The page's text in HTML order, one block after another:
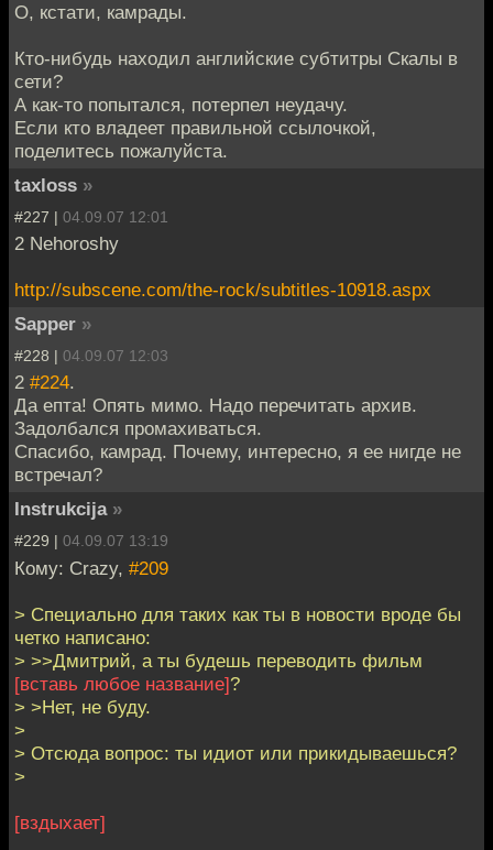
О, кстати, камрады.
Кто-нибудь находил английские субтитры Скалы в
сети?
А как-то попытался, потерпел неудачу.
Если кто владеет правильной ссылочкой,
поделитесь пожалуйста.
taxloss »
#227 | 04.09.07 12:01
2 Nehoroshy
http://subscene.com/the-rock/subtitles-10918.aspx
Sapper »
#228 | 04.09.07 12:03
2 #224.
Да епта! Опять мимо. Надо перечитать архив.
Задолбался промахиваться.
Спасибо, камрад. Почему, интересно, я ее нигде не
встречал?
Instrukcija »
#229 | 04.09.07 13:19
Кому: Crazy, #209
> Специально для таких как ты в новости вроде бы
четко написано:
> >>Дмитрий, а ты будешь переводить фильм
[вставь любое название]?
> >Нет, не буду.
>
> Отсюда вопрос: ты идиот или прикидываешься?
>
[вздыхает]